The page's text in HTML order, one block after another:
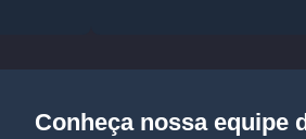
Conheça nossa equipe